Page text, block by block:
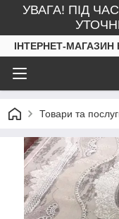
УВАГА! ПІД
ІНТЕРНЕТ-
Товари та